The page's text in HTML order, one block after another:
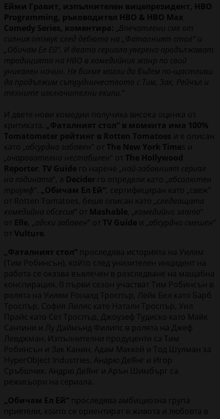
Ейми Гравит, изпълнителен вицепрезидент, HBO
Programming, ръководител HBO & HBO Max
Comedy Series, коментира: „Впечатлени сме от
силния отзвук след дебюта на „Фаталният стол“ и
„Обичам Ел Ей“. И двата сериала уверено продължават
традицията на HBO в комедийния жанр по свой
уникален начин. Не бихме могли да бъдем по-щастливи
да продължим сътрудничеството с Тим, Зак, Рейчъл и
техните изключителни екипи.“
И двете нови комедии получиха висока оценка от
критиката. „Фаталният стол“ в момента има 100%
Tomatometer рейтинг в Rotten Tomatoes и е описан
като „абсурдно забавен“ от The New York Times и
„очарователно нестабилен“ от The Hollywood
Reporter. TV Guide го нарече „най-забавният сериал
на годината“, а Decider го определи като „абсолютен
триумф“. „Обичам Ел Ей“, сертифициран като „свеж“
от Rotten Tomatoes, беше описан като „следващата
комедийна обсесия“ от Mashable, „комедийно злато“
от Elle, „адски забавен“ от TV Guide и „абсурдно смешен“
от Vulture.
„Фаталният стол“ проследява историята на Уилям
(Тим Робинсън), който след унизителен инцидент на
работа се оказва въвлечен в разследване на мащабна
конспирация. В първи сезон участват Тим Робинсън в
ролята на Уилям Роналд Троспър, Лейк Бел като Барб
Троспър, София Лилис като Натали Троспър, Уил
Прайс като Сет Троспър, Джоузеф Тудиско като Майк
Сантини и Лу Даймънд Филипс в ролята на Джеф
Левджман. Изпълнителни продуценти са Тим
Робинсън и Зак Канин, Адам Маккей и Тод Шулман за
HyperObject Industries, Андрю ДеЯнг и Игор
Сръбшчик. Андрю ДеЯнг и Арън Шимбърг са
режисьори на сериала.
„Обичам Ел Ей“ проследява амбициозна група
приятели, които се ориентират в живота и любовта в